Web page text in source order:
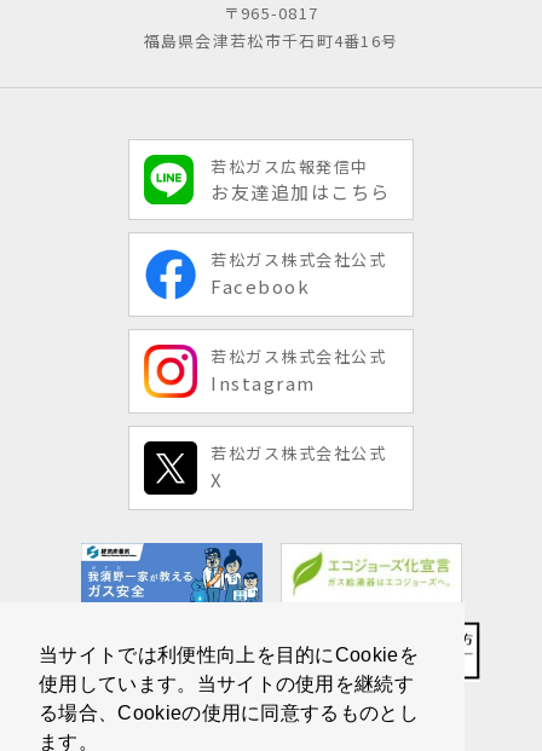
当サイトでは利便性向上を目的にCookieを
使用しています。当サイトの使用を継続す
る場合、Cookieの使用に同意するものとし
ます。
〒965-0817
福島県会津若松市千石町4番16号
若松ガス広報発信中
お友達追加はこちら
若松ガス株式会社公式
Facebook
若松ガス株式会社公式
Instagram
若松ガス株式会社公式
X